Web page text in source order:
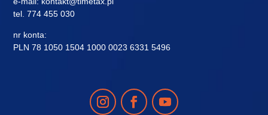
tel.774 455 030
nr konta:
PLN 78 1050 1504 1000 0023 6331 5496